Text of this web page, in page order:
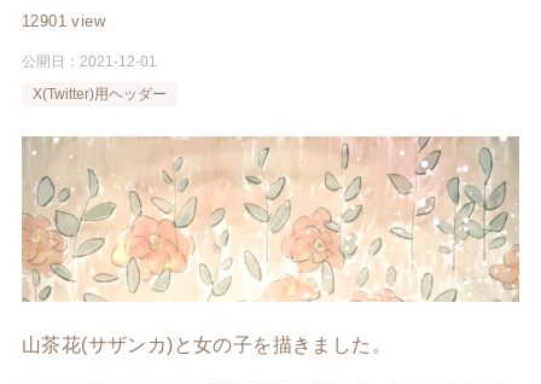
12901 view
公開日： 2021-12-01
X(Twitter)用ヘッダー
山茶花(サザンカ)と女の子を描きました。